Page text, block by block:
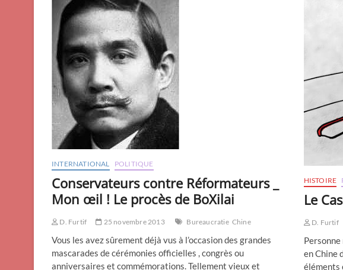
INTERNATIONAL POLITIQUE
Conservateurs contre Réformateurs _
Mon œil ! Le procès de BoXilai
D. Furtif 25 novembre 2013 Bureaucratie Chine
Vous les avez sûrement déjà vus à l’occasion des grandes
mascarades de cérémonies officielles , congrès ou
anniversaires et commémorations. Tellement vieux et
HISTOIRE
Le
D. Furtif
en Chine
éléments